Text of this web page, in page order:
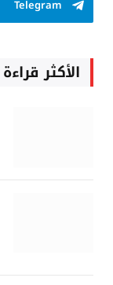
Telegram
الأكثر قراءة